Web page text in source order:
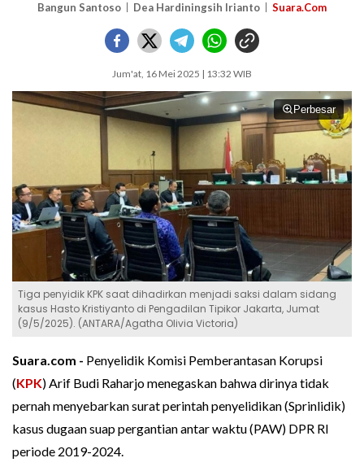
Bangun Santoso Dea Hardiningsih Irianto Suara.Com
Jum'at, 16 Mei 2025 | 13:32 WIB
Perbesar
Tiga penyidik KPK saat dihadirkan menjadi saksi dalam sidang
kasus Hasto Kristiyanto di Pengadilan Tipikor Jakarta, Jumat
(9/5/2025). (ANTARA/Agatha Olivia Victoria)
Suara.com - Penyelidik Komisi Pemberantasan Korupsi
(KPK) Arif Budi Raharjo menegaskan bahwa dirinya tidak
pernah menyebarkan surat perintah penyelidikan (Sprinlidik)
kasus dugaan suap pergantian antar waktu (PAW) DPR RI
periode 2019-2024.